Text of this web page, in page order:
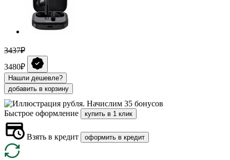
3437₽
3480₽
Нашли дешевле?
добавить в корзину
Начислим 35 бонусов
Быстрое оформление
купить в 1 клик
Взять в кредит оформить в кредит